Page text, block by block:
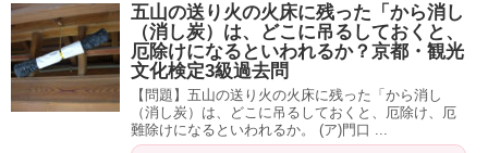
五山の送り火の火床に残った「から消し
（消し炭）は、どこに吊るしておくと、
厄除けになるといわれるか？京都・観光
文化検定3級過去問
【問題】五山の送り火の火床に残った「から消し
（消し炭）は、どこに吊るしておくと、厄除け、厄
難除けになるといわれるか。 (ア)門口 ...